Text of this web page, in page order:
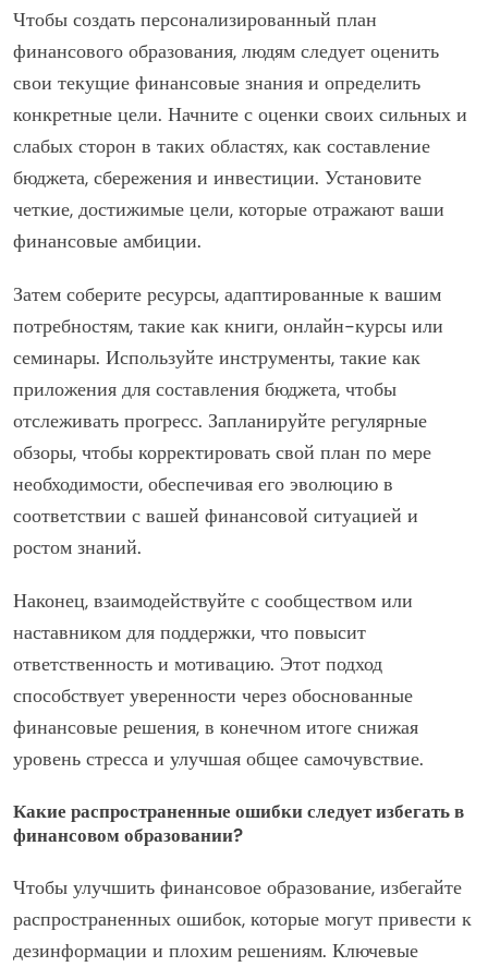
Чтобы создать персонализированный план
финансового образования, людям следует оценить
свои текущие финансовые знания и определить
конкретные цели. Начните с оценки своих сильных и
слабых сторон в таких областях, как составление
бюджета, сбережения и инвестиции. Установите
четкие, достижимые цели, которые отражают ваши
финансовые амбиции.
Затем соберите ресурсы, адаптированные к вашим
потребностям, такие как книги, онлайн-курсы или
семинары. Используйте инструменты, такие как
приложения для составления бюджета, чтобы
отслеживать прогресс. Запланируйте регулярные
обзоры, чтобы корректировать свой план по мере
необходимости, обеспечивая его эволюцию в
соответствии с вашей финансовой ситуацией и
ростом знаний.
Наконец, взаимодействуйте с сообществом или
наставником для поддержки, что повысит
ответственность и мотивацию. Этот подход
способствует уверенности через обоснованные
финансовые решения, в конечном итоге снижая
уровень стресса и улучшая общее самочувствие.
Какие распространенные ошибки следует избегать в
финансовом образовании?
Чтобы улучшить финансовое образование, избегайте
распространенных ошибок, которые могут привести к
дезинформации и плохим решениям. Ключевые